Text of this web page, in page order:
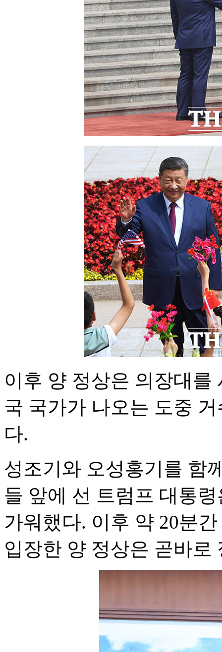
이후 양 정상은 의장대를
국 국가가 나오는 도중
다.
성조기와 오성홍기를 함
들 앞에 선 트럼프 대통
가워했다. 이후 약 20분
입장한 양 정상은 곧바로